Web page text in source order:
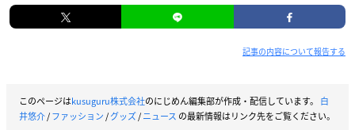
記事の内容について報告する
このページはkusuguru株式会社のにじめん編集部が作成・配信しています。 白
井悠介/ファッション/グッズ/ニュース の最新情報はリンク先をご覧ください。